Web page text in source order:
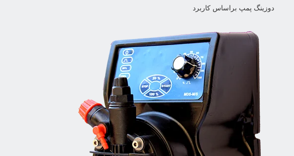
دوزینگ پمپ براساس کاربرد